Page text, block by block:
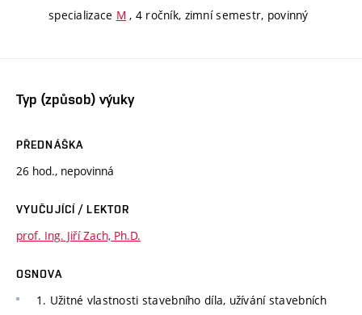
specializace M , 4 ročník, zimní semestr, povinný
Typ (způsob) výuky
PŘEDNÁŠKA
26 hod., nepovinná
VYUČUJÍCÍ / LEKTOR
prof. Ing. Jiří Zach, Ph.D.
OSNOVA
1. Užitné vlastnosti stavebního díla, užívání stavebních